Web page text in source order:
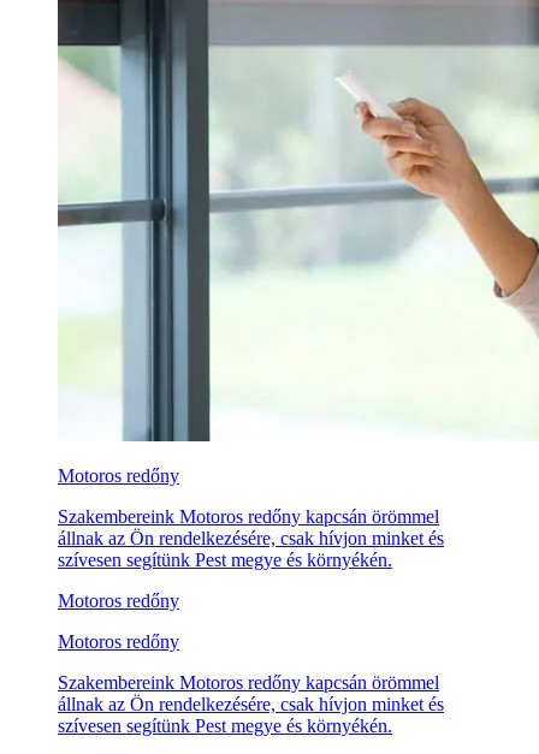
Motoros redőny
Szakembereink Motoros redőny kapcsán örömmel
állnak az Ön rendelkezésére, csak hívjon minket és
szívesen segítünk Pest megye és környékén.
Motoros redőny
Motoros redőny
Szakembereink Motoros redőny kapcsán örömmel
állnak az Ön rendelkezésére, csak hívjon minket és
szívesen segítünk Pest megye és környékén.